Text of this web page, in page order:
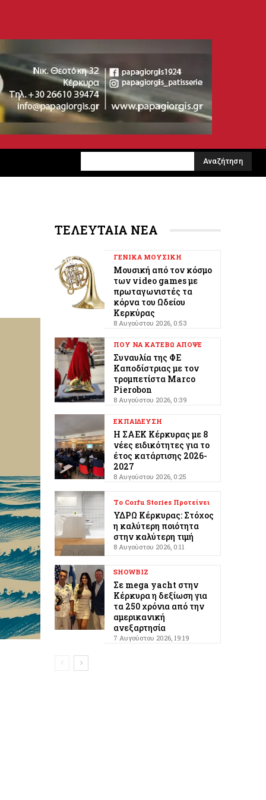
Αναζήτηση
ΤΕΛΕΥΤΑΙΑ ΝΕΑ
ΓΕΝΙΚΑ ΜΟΥΣΙΚΗ
Μουσική από τον κόσμο
των video games με
πρωταγωνιστές τα
κόρνα του Ωδείου
Κερκύρας
8 Αυγούστου 2026, 0:53
ΠΟΥ ΝΑ ΚΑΤΕΒΩ ΑΠΟΨΕ
Συναυλία της ΦΕ
Καποδίστριας με τον
τρομπετίστα Marco
Pierobon
8 Αυγούστου 2026, 0:39
ΕΚΠΑΙΔΕΥΣΗ
Η ΣΑΕΚ Κέρκυρας με 8
νέες ειδικότητες για το
έτος κατάρτισης 2026-
2027
8 Αυγούστου 2026, 0:25
Το Corfu Stories Προτείνει
ΥΔΡΩ Κέρκυρας: Στόχος
η καλύτερη ποιότητα
στην καλύτερη τιμή
8 Αυγούστου 2026, 0:11
SHOWBIZ
Σε mega yacht στην
Κέρκυρα η δεξίωση για
τα 250 χρόνια από την
αμερικανική
ανεξαρτησία
7 Αυγούστου 2026, 19:19